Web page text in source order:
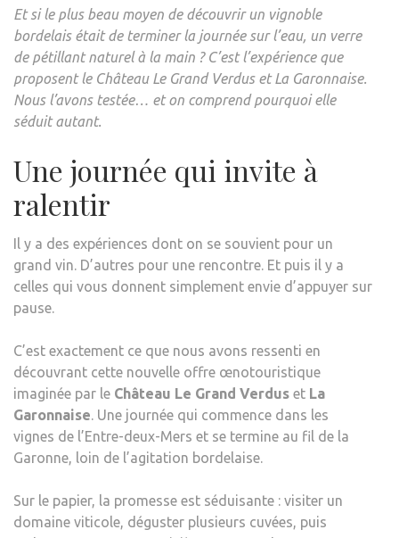
Et si le plus beau moyen de découvrir un vignoble
bordelais était de terminer la journée sur l’eau, un verre
de pétillant naturel à la main ? C’est l’expérience que
proposent le Château Le Grand Verdus et La Garonnaise.
Nous l’avons testée… et on comprend pourquoi elle
séduit autant.
Une journée qui invite à
ralentir
Il y a des expériences dont on se souvient pour un
grand vin. D’autres pour une rencontre. Et puis il y a
celles qui vous donnent simplement envie d’appuyer sur
pause.
C’est exactement ce que nous avons ressenti en
découvrant cette nouvelle offre œnotouristique
imaginée par le Château Le Grand Verdus et La
Garonnaise. Une journée qui commence dans les
vignes de l’Entre-deux-Mers et se termine au fil de la
Garonne, loin de l’agitation bordelaise.
Sur le papier, la promesse est séduisante : visiter un
domaine viticole, déguster plusieurs cuvées, puis